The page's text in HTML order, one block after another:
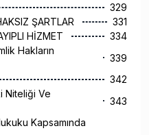
329
ŞARTLAR
331
HİZMET
334
Hakların
339
342
Niteliği Ve
343
Kapsamında